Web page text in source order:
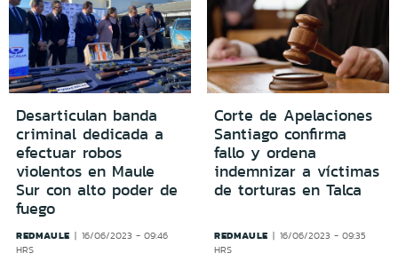
Desarticulan banda
criminal dedicada a
efectuar robos
violentos en Maule
Sur con alto poder de
fuego
REDMAULE
16/06/2023 - 09:46
HRS
Corte de Apelaciones
Santiago confirma
fallo y ordena
indemnizar a víctimas
de torturas en Talca
REDMAULE
16/06/2023 - 09:35
HRS